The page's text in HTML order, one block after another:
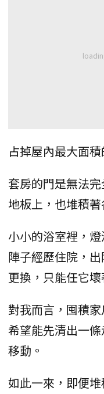
占掉屋內最大面
套房的門是無法
地板上，也堆積著
小小的浴室裡，
陣子經歷住院，
更換，只能任它壞
對我而言，囤積
希望能先清出一
移動。
如此一來，即便